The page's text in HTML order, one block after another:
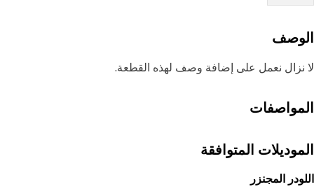
نزال نعمل على إضافة وصف لهذه القطعة.
المتوافقة
المجنزر